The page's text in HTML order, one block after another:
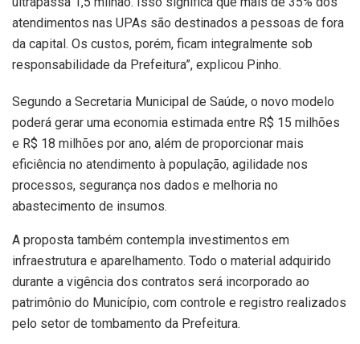
atendimentos nas UPAs são destinados a pessoas de fora
da capital. Os custos, porém, ficam integralmente sob
responsabilidade da Prefeitura”, explicou Pinho.
Segundo a Secretaria Municipal de Saúde, o novo modelo
poderá gerar uma economia estimada entre R$ 15 milhões
e R$ 18 milhões por ano, além de proporcionar mais
eficiência no atendimento à população, agilidade nos
processos, segurança nos dados e melhoria no
abastecimento de insumos.
A proposta também contempla investimentos em
infraestrutura e aparelhamento. Todo o material adquirido
durante a vigência dos contratos será incorporado ao
patrimônio do Município, com controle e registro realizados
pelo setor de tombamento da Prefeitura.